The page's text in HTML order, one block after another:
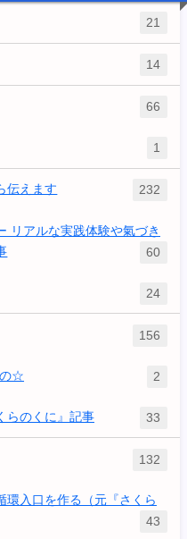
21
14
66
1
伝えます 232
リアルな実践体験や氣づき
60
24
156
の☆ 2
らのくに』記事 33
132
入口を作る（元『さくら
43